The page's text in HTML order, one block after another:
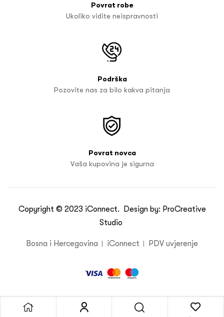
Povrat robe
Ukoliko vidite neispravnosti
Podrška
Pozovite nas za bilo kakva pitanja
Povrat novca
Vaša kupovina je sigurna
Copyright © 2023 iConnect. Design by: ProCreative
Studio
Bosna i Hercegovina iConnect PDV uvjerenje